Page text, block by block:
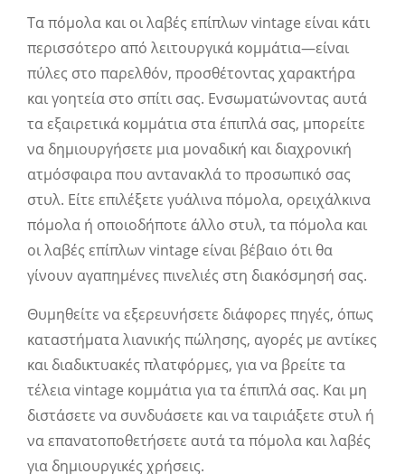
Τα πόμολα και οι λαβές επίπλων vintage είναι κάτι
περισσότερο από λειτουργικά κομμάτια—είναι
πύλες στο παρελθόν, προσθέτοντας χαρακτήρα
και γοητεία στο σπίτι σας. Ενσωματώνοντας αυτά
τα εξαιρετικά κομμάτια στα έπιπλά σας, μπορείτε
να δημιουργήσετε μια μοναδική και διαχρονική
ατμόσφαιρα που αντανακλά το προσωπικό σας
στυλ. Είτε επιλέξετε γυάλινα πόμολα, ορειχάλκινα
πόμολα ή οποιοδήποτε άλλο στυλ, τα πόμολα και
οι λαβές επίπλων vintage είναι βέβαιο ότι θα
γίνουν αγαπημένες πινελιές στη διακόσμησή σας.
Θυμηθείτε να εξερευνήσετε διάφορες πηγές, όπως
καταστήματα λιανικής πώλησης, αγορές με αντίκες
και διαδικτυακές πλατφόρμες, για να βρείτε τα
τέλεια vintage κομμάτια για τα έπιπλά σας. Και μη
διστάσετε να συνδυάσετε και να ταιριάξετε στυλ ή
να επανατοποθετήσετε αυτά τα πόμολα και λαβές
για δημιουργικές χρήσεις.